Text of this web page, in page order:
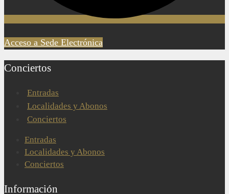
Acceso a Sede Electrónica
Conciertos
Entradas
Localidades y Abonos
Conciertos
Entradas
Localidades y Abonos
Conciertos
Información